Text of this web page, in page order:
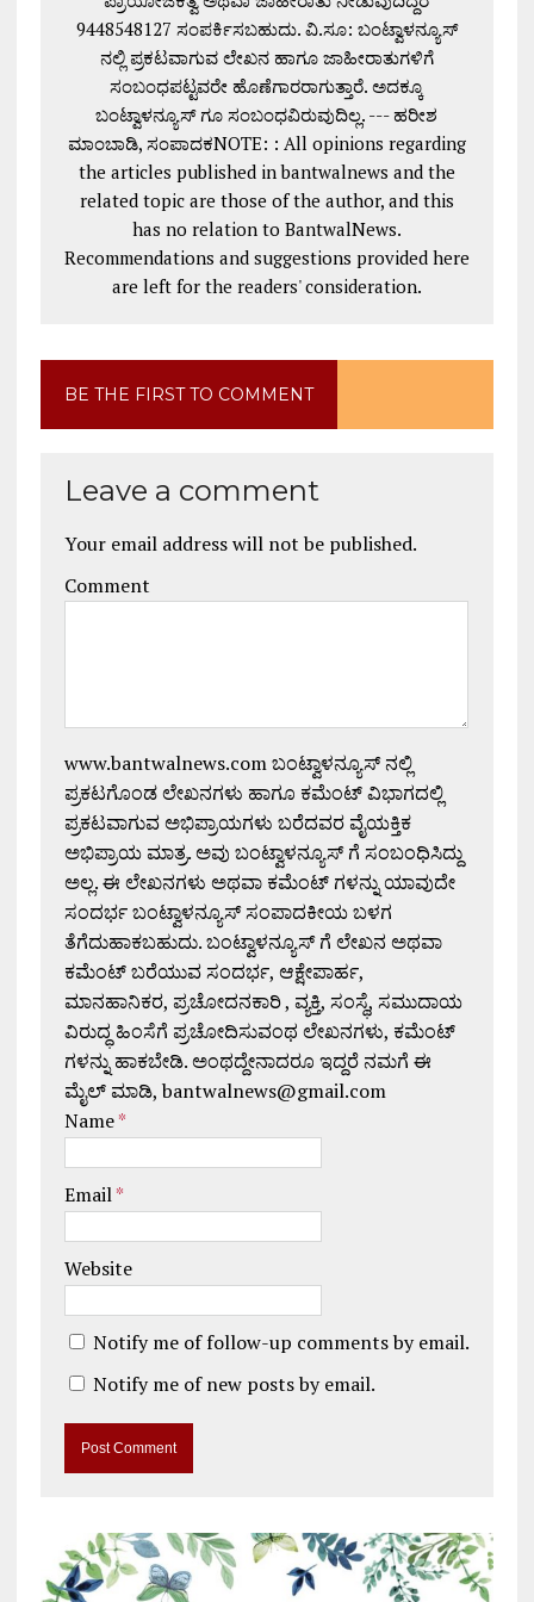
9448548127 ಸಂಪರ್ಕಿಸಬಹುದು. ವಿ.ಸೂ: ಬಂಟ್ವಾಳನ್ಯೂಸ್
ನಲ್ಲಿ ಪ್ರಕಟವಾಗುವ ಲೇಖನ ಹಾಗೂ ಜಾಹೀರಾತುಗಳಿಗೆ
ಸಂಬಂಧಪಟ್ಟವರೇ ಹೊಣೆಗಾರರಾಗುತ್ತಾರೆ. ಅದಕ್ಕೂ
ಬಂಟ್ವಾಳನ್ಯೂಸ್ ಗೂ ಸಂಬಂಧವಿರುವುದಿಲ್ಲ. --- ಹರೀಶ
ಮಾಂಬಾಡಿ, ಸಂಪಾದಕNOTE: : All opinions regarding
the articles published in bantwalnews and the
related topic are those of the author, and this
has no relation to BantwalNews.
Recommendations and suggestions provided here
are left for the readers' consideration.
BE THE FIRST TO COMMENT
Leave a comment
Your email address will not be published.
Comment
www.bantwalnews.com ಬಂಟ್ವಾಳನ್ಯೂಸ್ ನಲ್ಲಿ
ಪ್ರಕಟಗೊಂಡ ಲೇಖನಗಳು ಹಾಗೂ ಕಮೆಂಟ್ ವಿಭಾಗದಲ್ಲಿ
ಪ್ರಕಟವಾಗುವ ಅಭಿಪ್ರಾಯಗಳು ಬರೆದವರ ವೈಯಕ್ತಿಕ
ಅಭಿಪ್ರಾಯ ಮಾತ್ರ. ಅವು ಬಂಟ್ವಾಳನ್ಯೂಸ್ ಗೆ ಸಂಬಂಧಿಸಿದ್ದು
ಅಲ್ಲ. ಈ ಲೇಖನಗಳು ಅಥವಾ ಕಮೆಂಟ್ ಗಳನ್ನು ಯಾವುದೇ
ಸಂದರ್ಭ ಬಂಟ್ವಾಳನ್ಯೂಸ್ ಸಂಪಾದಕೀಯ ಬಳಗ
ತೆಗೆದುಹಾಕಬಹುದು. ಬಂಟ್ವಾಳನ್ಯೂಸ್ ಗೆ ಲೇಖನ ಅಥವಾ
ಕಮೆಂಟ್ ಬರೆಯುವ ಸಂದರ್ಭ, ಆಕ್ಷೇಪಾರ್ಹ,
ಮಾನಹಾನಿಕರ, ಪ್ರಚೋದನಕಾರಿ , ವ್ಯಕ್ತಿ, ಸಂಸ್ಥೆ, ಸಮುದಾಯ
ವಿರುದ್ಧ ಹಿಂಸೆಗೆ ಪ್ರಚೋದಿಸುವಂಥ ಲೇಖನಗಳು, ಕಮೆಂಟ್
ಗಳನ್ನು ಹಾಕಬೇಡಿ. ಅಂಥದ್ದೇನಾದರೂ ಇದ್ದರೆ ನಮಗೆ ಈ
ಮೈಲ್ ಮಾಡಿ, bantwalnews@gmail.com
Name*
Email*
Website
Notify me of follow-up comments by email.
Notify me of new posts by email.
t
e